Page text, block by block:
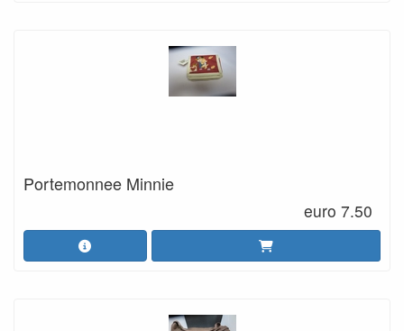
Portemonnee Minnie
euro 7.50